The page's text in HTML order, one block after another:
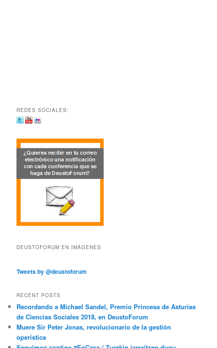
REDES SOCIALES:
DEUSTOFORUM EN IMÁGENES
Tweets by @deustoforum
RECENT POSTS
Recordando a Michael Sandel, Premio Princesa de Asturias
de Ciencias Sociales 2018, en DeustoForum
Muere Sir Peter Jonas, revolucionario de la gestión
operística